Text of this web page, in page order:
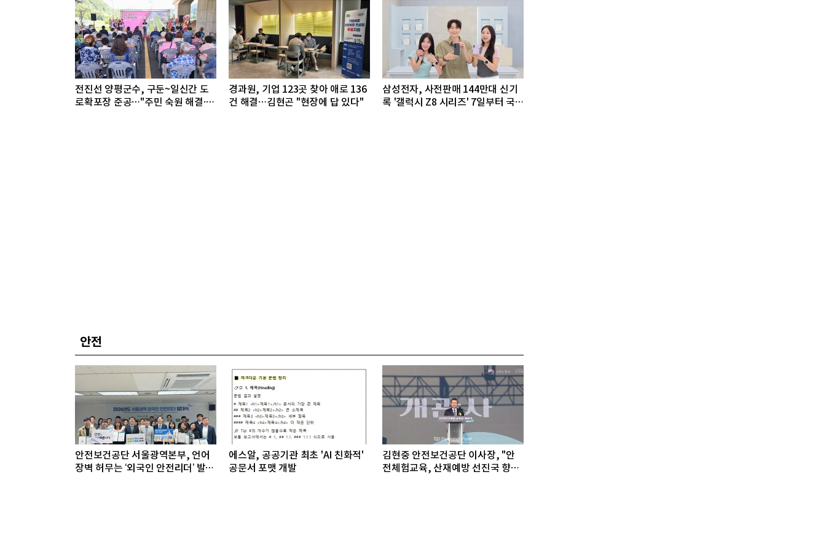
전진선 양평군수, 구둔~일신간 도
로확포장 준공…"주민 숙원 해결·안
경과원, 기업 123곳 찾아 애로 136
건 해결…김현곤 "현장에 답 있다"
삼성전자, 사전판매 144만대 신기
록 '갤럭시 Z8 시리즈' 7일부터 국
안전
안전보건공단 서울광역본부, 언어
장벽 허무는 ‘외국인 안전리더’ 발대
에스알, 공공기관 최초 'AI 친화적'
공문서 포맷 개발
김현중 안전보건공단 이사장, "안
전체험교육, 산재예방 선진국 향한